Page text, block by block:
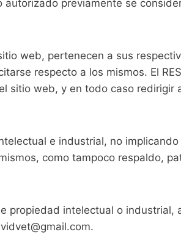
autorizado previamente se
web, pertenecen a sus
respecto a los mismos. El
sitio web, y en todo caso redirigir
e industrial, no implicando
como tampoco respaldo,
propiedad intelectual o industrial,